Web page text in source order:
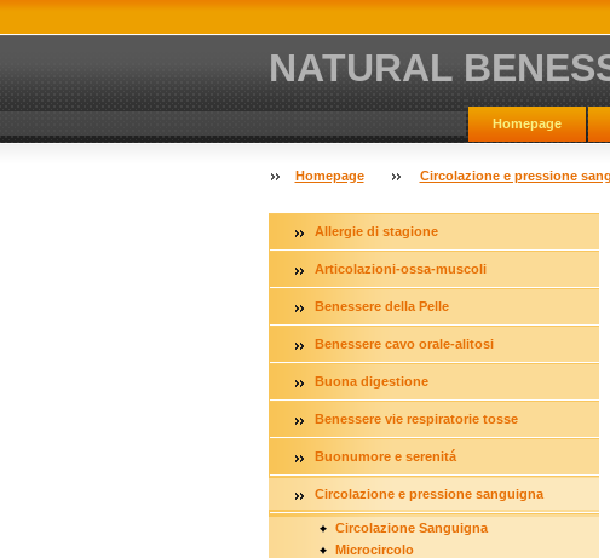
NATURAL
Homepage
Homepage Circolazione e pressione
Allergie di stagione
Articolazioni-ossa-muscoli
Benessere della Pelle
Benessere cavo orale-alitosi
Buona digestione
Benessere vie respiratorie tosse
Buonumore e serenitá
Circolazione e pressione sanguigna
Circolazione Sanguigna
Microcircolo